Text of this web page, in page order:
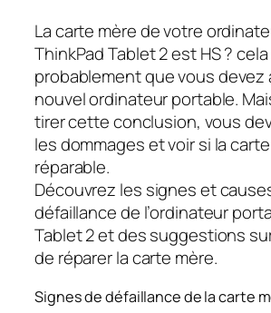
La carte mère de votre
ThinkPad Tablet 2 est HS ?
probablement que vous devez
nouvel ordinateur portable.
tirer cette conclusion, vous
les dommages et voir si la
réparable.
Découvrez les signes et
défaillance de l’ordinateur
Tablet 2 et des suggestions
de réparer la carte mère.
Signes de défaillance de la carte